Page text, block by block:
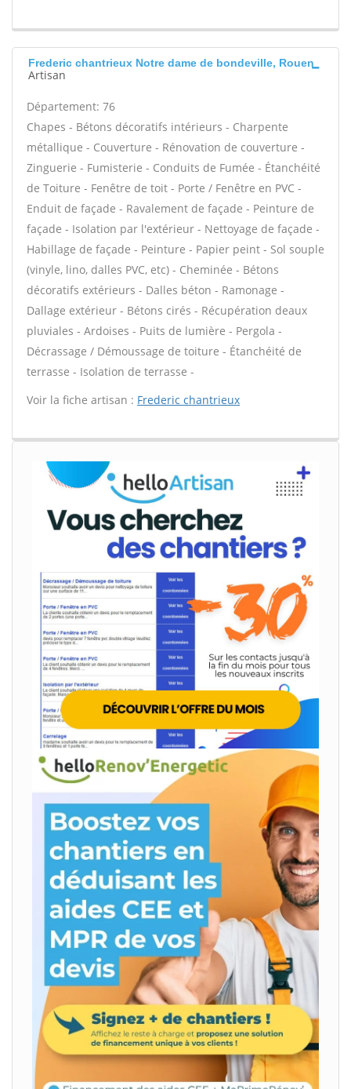
Frederic chantrieux Notre dame de bondeville, Rouen
Artisan
Département: 76
Chapes - Bétons décoratifs intérieurs - Charpente
métallique - Couverture - Rénovation de couverture -
Zinguerie - Fumisterie - Conduits de Fumée - Étanchéité
de Toiture - Fenêtre de toit - Porte / Fenêtre en PVC -
Enduit de façade - Ravalement de façade - Peinture de
façade - Isolation par l'extérieur - Nettoyage de façade -
Habillage de façade - Peinture - Papier peint - Sol souple
(vinyle, lino, dalles PVC, etc) - Cheminée - Bétons
décoratifs extérieurs - Dalles béton - Ramonage -
Dallage extérieur - Bétons cirés - Récupération deaux
pluviales - Ardoises - Puits de lumière - Pergola -
Décrassage / Démoussage de toiture - Étanchéité de
terrasse - Isolation de terrasse -
Voir la fiche artisan : Frederic chantrieux